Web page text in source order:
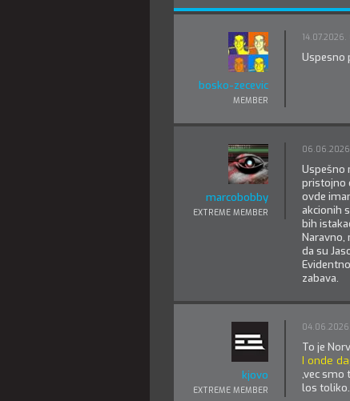
bosko-zecevic
MEMBER
14.07.2026.
Uspesno
marcobobby
EXTREME MEMBER
Uspešno
pristojno
ovde
akcionih
bih
Naravno,
da su
zabava.
kjovo
EXTREME MEMBER
To je
I onde
,vec smo
los toliko.